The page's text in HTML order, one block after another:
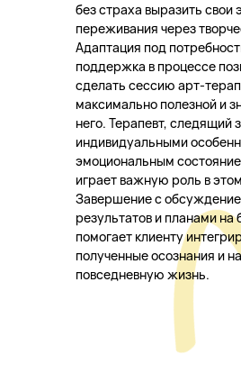
без страха выразить свои
переживания через
Адаптация под
поддержка в процессе
сделать сессию арт-
максимально полезной и
него. Терапевт, следящий
индивидуальными
эмоциональным
играет важную роль в
Завершение с
результатов и планами
помогает клиенту
полученные осознания и
повседневную жизнь.